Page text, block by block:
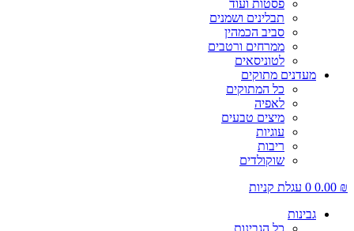
פסטות ועוד
תבלינים ושמנים
סביב הכמהין
ממרחים ורטבים
לטוניסאים
מעדנים מתוקים
כל המתוקים
לאפיה
מיצים טבעים
עוגיות
ריבות
שוקולדים
0.00 ₪
0 עגלת קניות
גבינות
כל הגבינות